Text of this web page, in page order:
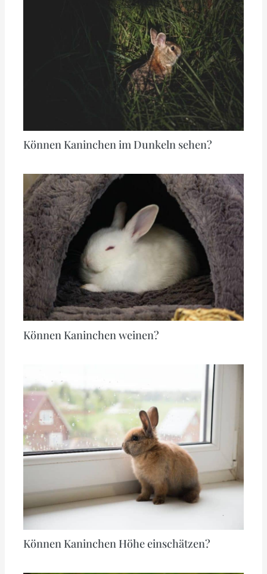
Können Kaninchen im Dunkeln sehen?
Können Kaninchen weinen?
Können Kaninchen Höhe einschätzen?